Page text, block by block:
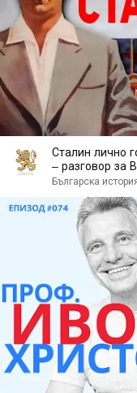
Сталин лично
– разговор за
Груев
Българска